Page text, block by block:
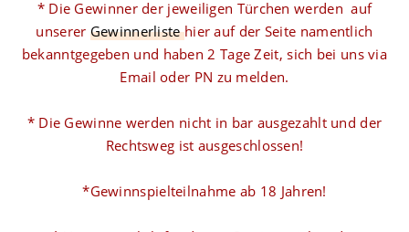
* Die Gewinner der jeweiligen Türchen werden auf
unserer Gewinnerlistehier auf der Seite namentlich
bekanntgegeben und haben 2 Tage Zeit, sich bei uns via
Email oder PN zu melden.
* Die Gewinne werden nicht in bar ausgezahlt und der
Rechtsweg ist ausgeschlossen!
*Gewinnspielteilnahme ab 18 Jahren!